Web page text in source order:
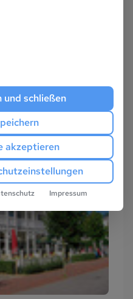
Gruppen, für die
schließen
akzeptieren
Impressum